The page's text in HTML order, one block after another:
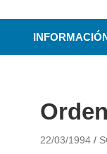
22/03/1994